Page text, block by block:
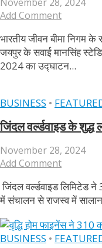
Add Comment
भारतीय जीवन बीमा निगम के
जयपुर के सवाई मानसिंह
2024 का उद्घाटन...
BUSINESS •
जिंदल वर्ल्डवाइड के शुद्ध
November 28, 2024
Add Comment
जिंदल वर्ल्डवाइड लिमिटेड ने
में संचालन से राजस्व में
BUSINESS •